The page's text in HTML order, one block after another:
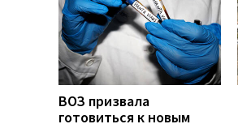
ВОЗ призвала
готовиться к новым